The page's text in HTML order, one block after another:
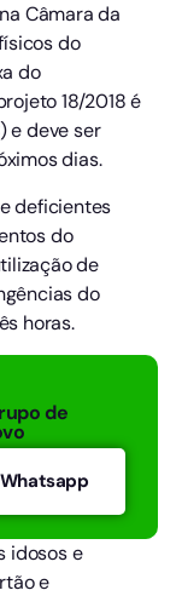
Câmara da
do
do
18/2018 é
e deve ser
dias.
deficientes
do
de
do
horas.
de
idosos e
e